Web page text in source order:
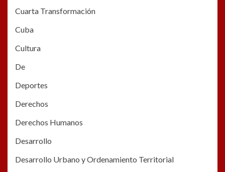
Cuarta Transformación
Cuba
Cultura
De
Deportes
Derechos
Derechos Humanos
Desarrollo
Desarrollo Urbano y Ordenamiento Territorial